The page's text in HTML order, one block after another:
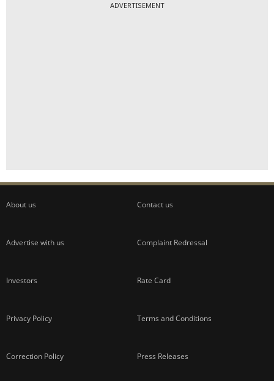
ADVERTISEMENT
About us Contact us
Advertise with us Complaint Redressal
Investors Rate Card
Privacy Policy Terms and Conditions
Correction Policy Press Releases